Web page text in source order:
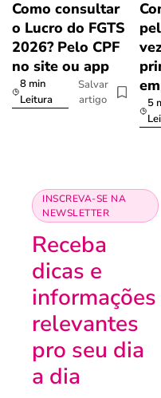
Como consultar
o Lucro do FGTS
2026? Pelo CPF
no site ou app
8 min
Leitura
Salvar
artigo
5
INSCREVA-SE NA
NEWSLETTER
Receba
dicas e
informações
relevantes
pro seu dia
a dia